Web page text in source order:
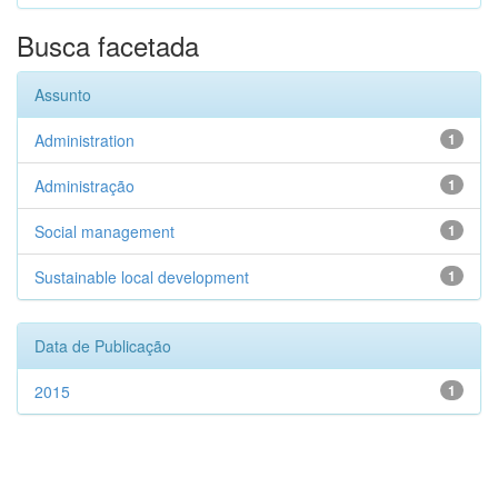
Busca facetada
Assunto
1
Administration
1
Administração
1
Social management
1
Sustainable local development
Data de Publicação
1
2015